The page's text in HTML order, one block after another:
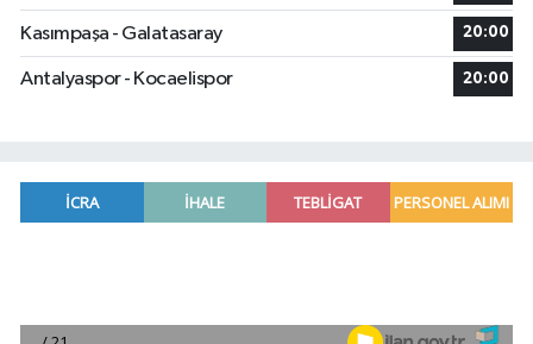
Kasımpaşa - Galatasaray 20:00
Antalyaspor - Kocaelispor 20:00
Hataylıların Beklediği Haber Geldi: TOKİ Konut